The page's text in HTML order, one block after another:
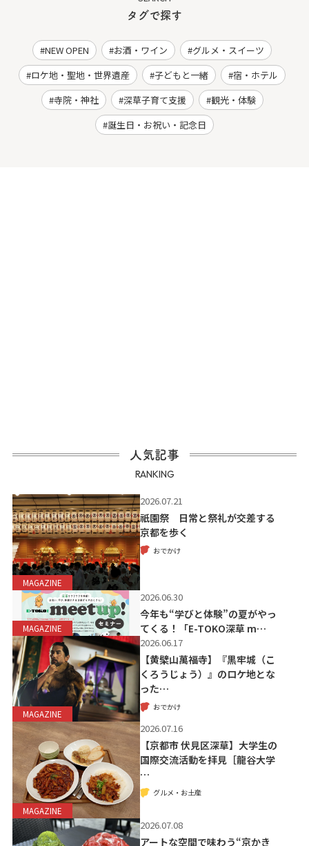
タグで探す
NEW OPEN お酒・ワイン
グルメ・スイーツ
ロケ地・聖地・世界遺産
子どもと一緒
宿・ホテル
寺院・神社
深草子育て支援
観光・体験
誕生日・お祝い・記念日
人気記事
RANKING
MAGAZINE
2026.07.21
祇園祭 日常と祭礼が交差する
京都を歩く
おでかけ
MAGAZINE
2026.06.30
今年も“学びと体験”の夏がやっ
てくる！「E-TOKO深草 m…
MAGAZINE
2026.06.17
【黄檗山萬福寺】『黒牢城（こ
くろうじょう）』のロケ地とな
った…
おでかけ
MAGAZINE
2026.07.16
【京都市 伏見区深草】大学生の
国際交流活動を拝見［龍谷大学
…
グルメ・お土産
2026.07.08
アートな空間で味わう“京かき